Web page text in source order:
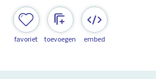
favoriet toevoegen embed